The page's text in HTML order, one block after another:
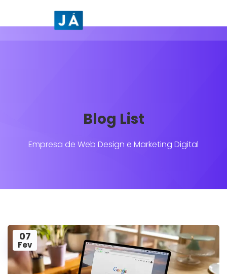
Blog List
Empresa de Web Design e Marketing Digital
07
Fev